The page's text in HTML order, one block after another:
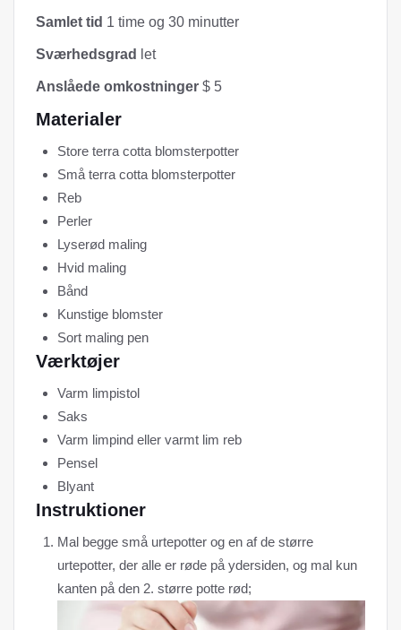
Samlet tid 1 time og 30 minutter
Sværhedsgrad let
Anslåede omkostninger $ 5
Materialer
Store terra cotta blomsterpotter
Små terra cotta blomsterpotter
Reb
Perler
Lyserød maling
Hvid maling
Bånd
Kunstige blomster
Sort maling pen
Værktøjer
Varm limpistol
Saks
Varm limpind eller varmt lim reb
Pensel
Blyant
Instruktioner
Mal begge små urtepotter og en af ​​de større
urtepotter, der alle er røde på ydersiden, og mal kun
kanten på den 2. større potte rød;